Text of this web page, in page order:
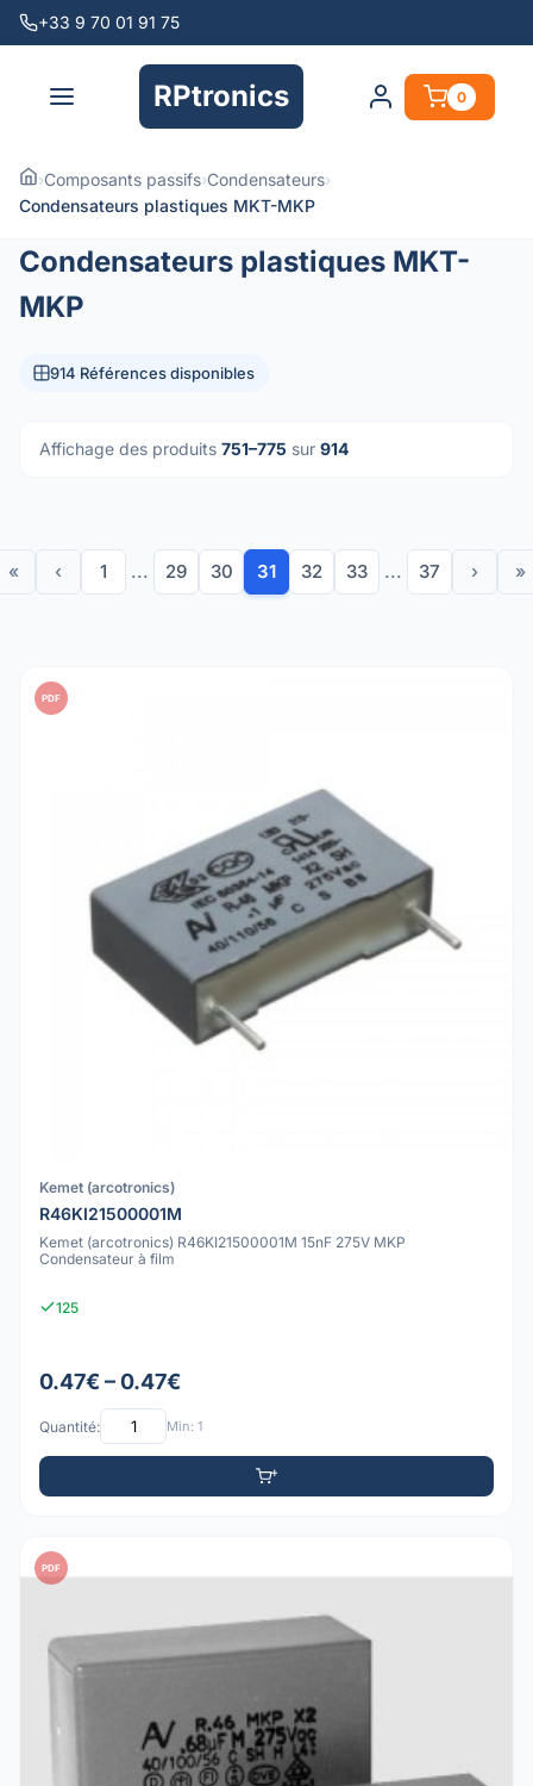
+33 9 70 01 91 75
RPtronics 0
›Composants passifs›Condensateurs›
Condensateurs plastiques MKT-MKP
Condensateurs plastiques MKT-
MKP
914 Références disponibles
Affichage des produits 751–775 sur 914
« ‹ 1 ... 29 30 31 32 33 ... 37 › »
PDF
Kemet (arcotronics)
R46KI21500001M
Kemet (arcotronics) R46KI21500001M 15nF 275V MKP
Condensateur à film
125
0.47€ – 0.47€
Quantité: Min: 1
PDF